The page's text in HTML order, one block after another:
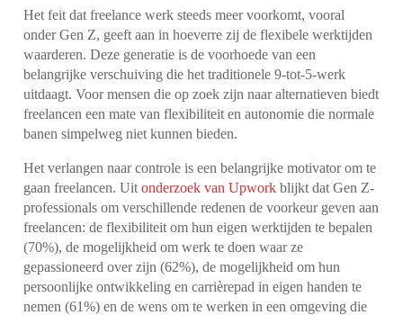
Het feit dat freelance werk steeds meer voorkomt, vooral
onder Gen Z, geeft aan in hoeverre zij de flexibele werktijden
waarderen. Deze generatie is de voorhoede van een
belangrijke verschuiving die het traditionele 9-tot-5-werk
uitdaagt. Voor mensen die op zoek zijn naar alternatieven biedt
freelancen een mate van flexibiliteit en autonomie die normale
banen simpelweg niet kunnen bieden.
Het verlangen naar controle is een belangrijke motivator om te
gaan freelancen. Uitonderzoek van Upwork blijkt dat Gen Z-
professionals om verschillende redenen de voorkeur geven aan
freelancen: de flexibiliteit om hun eigen werktijden te bepalen
(70%), de mogelijkheid om werk te doen waar ze
gepassioneerd over zijn (62%), de mogelijkheid om hun
persoonlijke ontwikkeling en carrièrepad in eigen handen te
nemen (61%) en de wens om te werken in een omgeving die